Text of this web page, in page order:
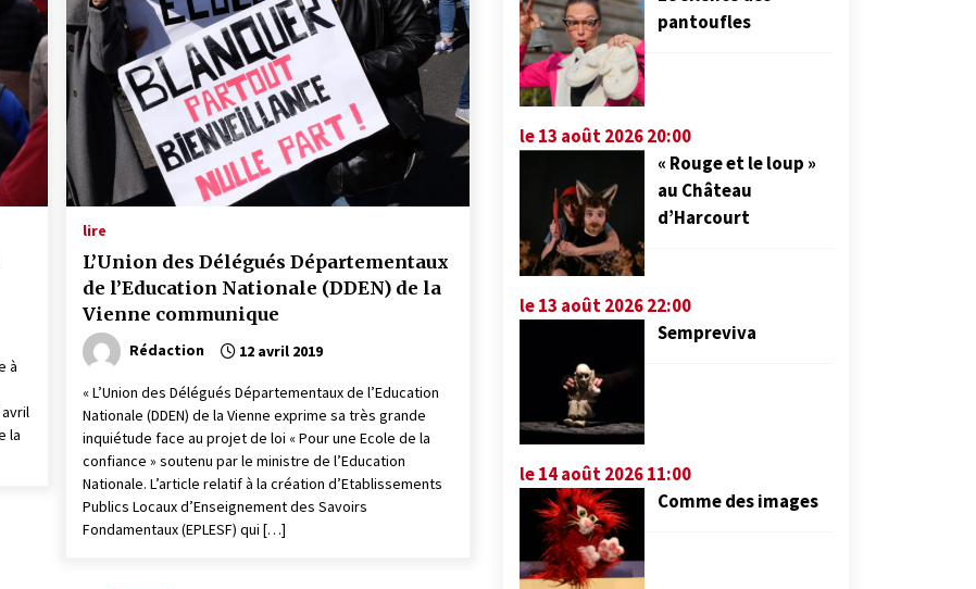
à
la
lire
L’Union des Délégués Départementaux
de l’Education Nationale (DDEN) de la
Vienne communique
Rédaction 12 avril 2019
« L’Union des Délégués Départementaux de l’Education
Nationale (DDEN) de la Vienne exprime sa très grande
inquiétude face au projet de loi « Pour une Ecole de la
confiance » soutenu par le ministre de l’Education
Nationale. L’article relatif à la création d’Etablissements
Publics Locaux d’Enseignement des Savoirs
Fondamentaux (EPLESF) qui […]
pantoufles
le 13 août 2026 20:00
« Rouge et le loup »
au Château
d’Harcourt
le 13 août 2026 22:00
Sempreviva
le 14 août 2026 11:00
Comme des images